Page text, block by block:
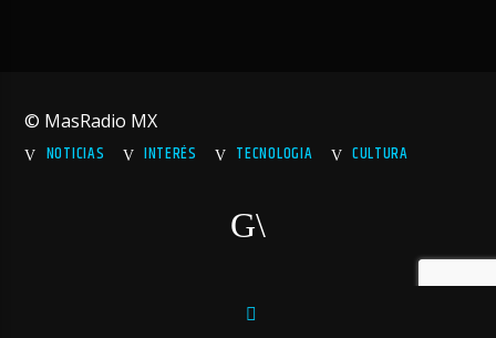
© MasRadio MX
NOTICIAS
INTERÉS TECNOLOGIA CULTURA